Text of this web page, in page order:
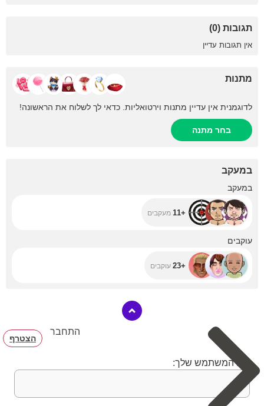
תגובות (0)
אין תגובות עדיין
מתנות
לדוגמנית אין עדיין מתנות וירטואליות. כדאי לך לשלוח את הראשונה!
בחר מתנה
במעקב
במעקב
+11 מעקבים
עוקבים
+23 עוקבים
התחבר
הצטרף
שם המשתמש שלך: